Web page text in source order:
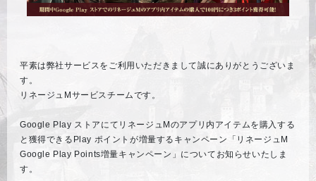
平素は弊社サービスをご利用いただきまして誠にありがとうございま
す。
リネージュMサービスチームです。
Google Play ストアにてリネージュMのアプリ内アイテムを購入する
と獲得できるPlay ポイントが増量するキャンペーン「リネージュM
Google Play Points増量キャンペーン」についてお知らせいたしま
す。